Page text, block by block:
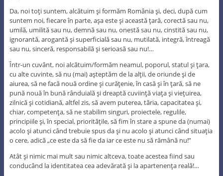
Da, noi toţi suntem, alcătuim şi formăm România şi, deci, după cum
suntem noi, fiecare în parte, aşa este şi această ţară, corectă sau nu,
umilă, umilită sau nu, demnă sau nu, onestă sau nu, cinstită sau nu,
ignorantă, arogantă şi superficială sau nu, mutilată, integră, întreagă
sau nu, sinceră, responsabilă şi serioasă sau nu!…
Într-un cuvânt, noi alcătuim/formăm neamul, poporul, statul şi ţara,
cu alte cuvinte, să nu (mai) aşteptăm de la alţii, de oriunde şi de
aiurea, să ne facă nouă ordine şi curăţenie, în casă şi în ţară, să ne
pună nouă în bună rânduială şi dreaptă cuviinţă viaţa şi vieţuirea,
zilnică şi cotidiană, altfel zis, să avem puterea, tăria, capacitatea şi,
chiar, competenţa, să ne stabilim singuri, proiectele, regulile,
principiile şi, în special, priorităţile, să fim în stare a spune da (numai)
acolo şi atunci când trebuie spus da şi nu acolo şi atunci când situaţia
o cere, adică „ce este da să fie da iar ce este nu să rămână nu!”
Atât şi nimic mai mult sau nimic altceva, toate acestea fiind sau
conducând la identitatea cea adevărată şi la apartenenţa reală!…